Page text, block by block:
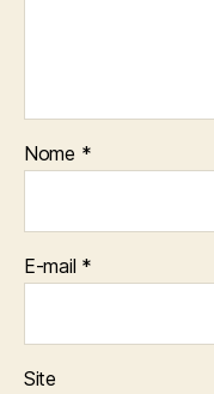
Nome *
E-mail *
Site